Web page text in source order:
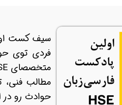
مطالب
حوادث رو در